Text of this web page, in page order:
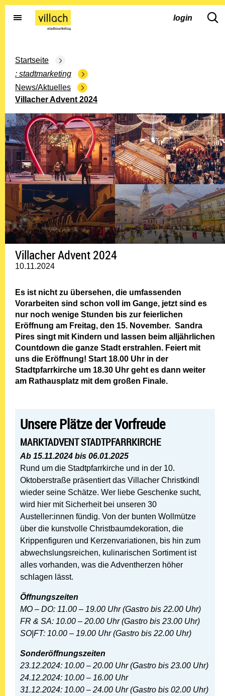
Gehe zur Startseite
login
Startseite
stadtmarketing
News/Aktuelles
Villacher Advent 2024
Villacher Advent 2024
10.11.2024
Es ist nicht zu übersehen, die umfassenden
Vorarbeiten sind schon voll im Gange, jetzt sind es
nur noch wenige Stunden bis zur feierlichen
Eröffnung am Freitag, den 15. November. Sandra
Pires singt mit Kindern und lassen beim alljährlichen
Countdown die ganze Stadt erstrahlen. Feiert mit
uns die Eröffnung! Start 18.00 Uhr in der
Stadtpfarrkirche um 18.30 Uhr geht es dann weiter
am Rathausplatz mit dem großen Finale.
Unsere Plätze der Vorfreude
MARKTADVENT STADTPFARRKIRCHE
Ab 15.11.2024 bis 06.01.2025
Rund um die Stadtpfarrkirche und in der 10.
Oktoberstraße präsentiert das Villacher Christkindl
wieder seine Schätze. Wer liebe Geschenke sucht,
wird hier mit Sicherheit bei unseren 30
Austeller:innen fündig. Von der bunten Wollmütze
über die kunstvolle Christbaumdekoration, die
Krippenfiguren und Kerzenvariationen, bis hin zum
abwechslungsreichen, kulinarischen Sortiment ist
alles vorhanden, was die Adventherzen höher
schlagen lässt.
Öffnungszeiten
MO – DO: 11.00 – 19.00 Uhr (Gastro bis 22.00 Uhr)
FR & SA: 10.00 – 20.00 Uhr (Gastro bis 23.00 Uhr)
SO|FT: 10.00 – 19.00 Uhr (Gastro bis 22.00 Uhr)
Sonderöffnungszeiten
23.12.2024: 10.00 – 20.00 Uhr (Gastro bis 23.00 Uhr)
24.12.2024: 10.00 – 16.00 Uhr
31.12.2024: 10.00 – 24.00 Uhr (Gastro bis 02.00 Uhr)